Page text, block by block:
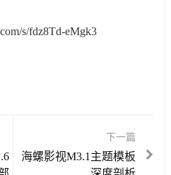
s/fdz8Td-eMgk3
下一篇
海螺影视M3.1主题模板